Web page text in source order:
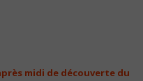
midi de découverte du